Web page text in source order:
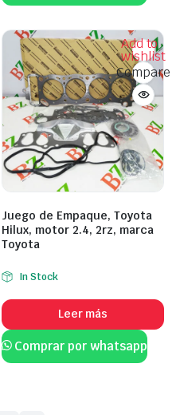
Add to
wishlist
Compare
Juego de Empaque, Toyota
Hilux, motor 2.4, 2rz, marca
Toyota
In Stock
Leer más
Comprar por whatsapp